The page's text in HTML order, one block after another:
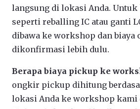
langsung di lokasi Anda.
seperti reballing IC atau ganti
dibawa ke workshop dan biaya
dikonfirmasi lebih dulu.
Berapa biaya pickup ke
ongkir pickup dihitung
lokasi Anda ke workshop kami